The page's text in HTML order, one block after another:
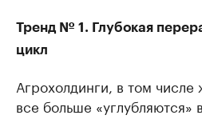
Тренд № 1. Глубокая
цикл
Агрохолдинги, в том числе
все больше «углубляются»